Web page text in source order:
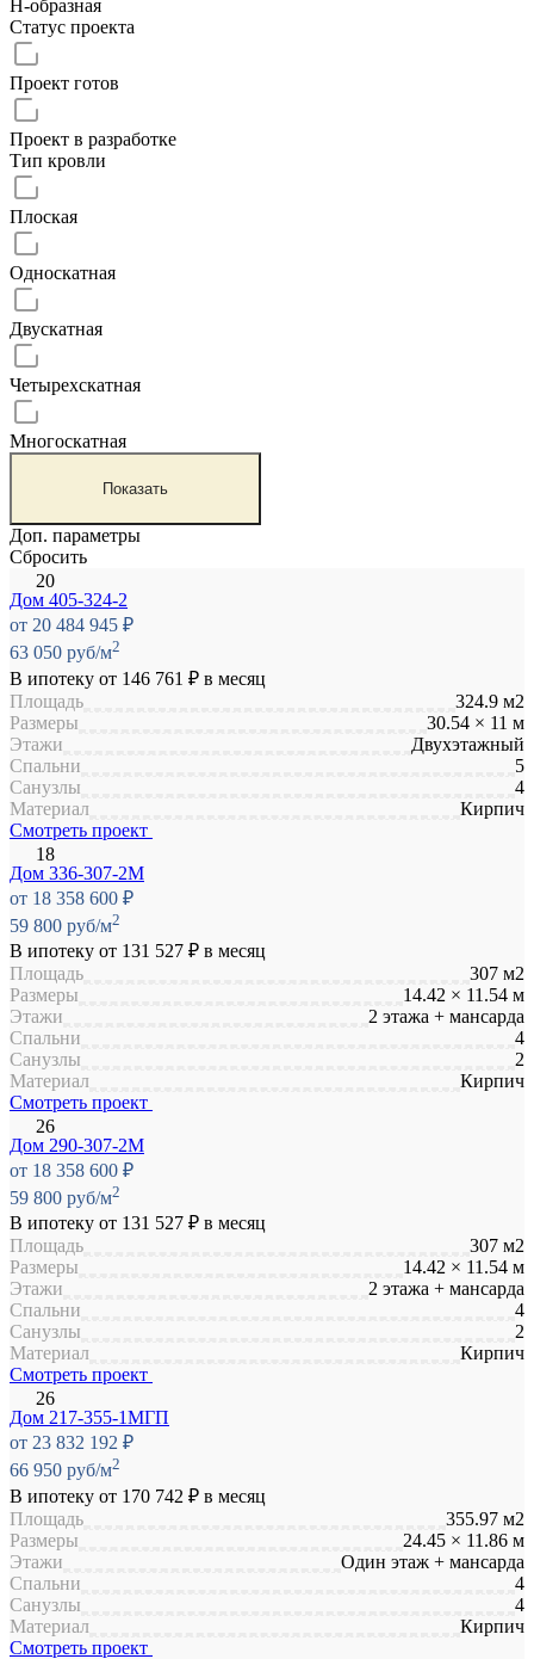
Н-образная
Статус проекта
Проект готов
Проект в разработке
Тип кровли
Плоская
Односкатная
Двускатная
Четырехскатная
Многоскатная
Показать
Доп. параметры
Сбросить
Дом 405-324-2
от 20 484 945 ₽
63 050 руб/м2
В ипотеку от 146 761 ₽ в месяц
Площадь
324.9 м2
Размеры
30.54 × 11 м
Этажи
Двухэтажный
Спальни
5
Санузлы
4
Материал
Кирпич
Смотреть проект
Дом 336-307-2М
от 18 358 600 ₽
59 800 руб/м2
В ипотеку от 131 527 ₽ в месяц
Площадь
307 м2
Размеры
14.42 × 11.54 м
Этажи
2 этажа + мансарда
Спальни
4
Санузлы
2
Материал
Кирпич
Смотреть проект
Дом 290-307-2М
от 18 358 600 ₽
59 800 руб/м2
В ипотеку от 131 527 ₽ в месяц
Площадь
307 м2
Размеры
14.42 × 11.54 м
Этажи
2 этажа + мансарда
Спальни
4
Санузлы
2
Материал
Кирпич
Смотреть проект
Дом 217-355-1МГП
от 23 832 192 ₽
66 950 руб/м2
В ипотеку от 170 742 ₽ в месяц
Площадь
355.97 м2
Размеры
24.45 × 11.86 м
Этажи
Один этаж + мансарда
Спальни
4
Санузлы
4
Материал
Кирпич
Смотреть проект